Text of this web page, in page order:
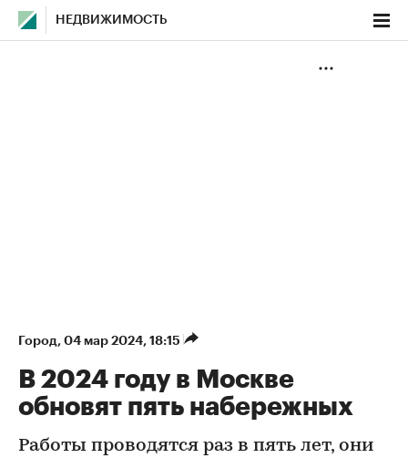
НЕДВИЖИМОСТЬ
Город⁠, 04 мар 2024, 18:15
В 2024 году в Москве
обновят пять набережных
Работы проводятся раз в пять лет, они